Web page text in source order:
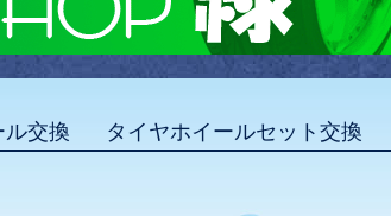
ル交換 タイヤホイールセット交換